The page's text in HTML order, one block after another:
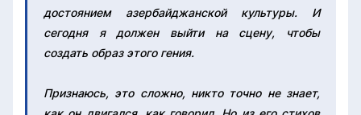
достоянием азербайджанской культуры. И
сегодня я должен выйти на сцену, чтобы
создать образ этого гения.
Признаюсь, это сложно, никто точно не знает,